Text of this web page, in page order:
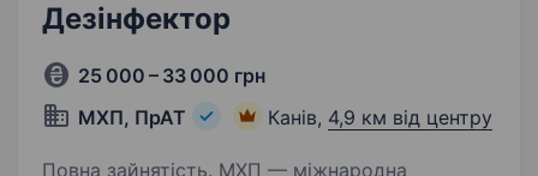
Дезінфектор
25 000 – 33 000 грн
МХП, ПрАТ
Канів, 4,9 км від центру
Повна зайнятість. МХП — міжнародна